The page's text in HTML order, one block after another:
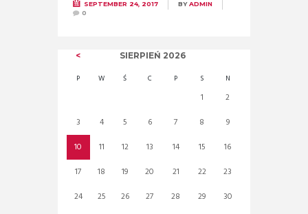
SEPTEMBER 24, 2017 BYADMIN
0
SIERPIEŃ 2026
P W Ś C P S N
1
2
3
4 5 6 7 8
9
10
11 12 13 14 15
16
17
18 19 20 21 22
23
24
25 26 27 28 29
30